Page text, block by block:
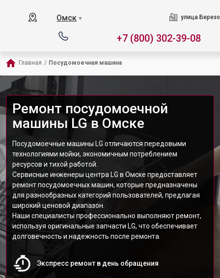
Омск ▼ улица
+7 (800) 302-39-08
Главная / Посудомоечная машина
Ремонт посудомоечной
машины LG в Омске
Посудомоечные машины LG отличаются передовыми
технологиями мойки, экономичным потреблением
ресурсов и тихой работой.
Сервисные инженеры центра LG в Омске предоставляет
ремонт посудомоечных машин, которые предназначены
для разнообразных категорий пользователей, предлагая
широкий ценовой диапазон.
Наши специалисты профессионально выполняют ремонт,
используя оригинальные запчасти LG, что обеспечивает
долговечность и надежность после ремонта.
Экспресс ремонт в день обращения